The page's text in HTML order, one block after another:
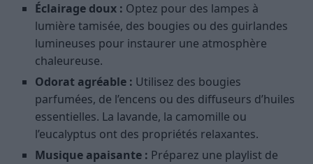
Éclairage doux : Optez pour des lampes à
lumière tamisée, des bougies ou des guirlandes
lumineuses pour instaurer une atmosphère
chaleureuse.
Odorat agréable : Utilisez des bougies
parfumées, de l’encens ou des diffuseurs d’huiles
essentielles. La lavande, la camomille ou
l’eucalyptus ont des propriétés relaxantes.
Musique apaisante : Préparez une playlist de